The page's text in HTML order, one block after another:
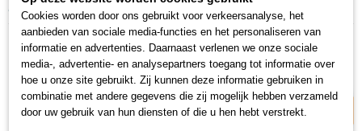
Boxspring Leo opbergbed Velvet ecru kleur met matras
Snel leverbaar
Cookies worden door ons gebruikt voor verkeersanalyse, het
aanbieden van sociale media-functies en het personaliseren van
informatie en advertenties. Daarnaast verlenen we onze sociale
media-, advertentie- en analysepartners toegang tot informatie over
hoe u onze site gebruikt. Zij kunnen deze informatie gebruiken in
combinatie met andere gegevens die zij mogelijk hebben verzameld
door uw gebruik van hun diensten of die u hen hebt verstrekt.